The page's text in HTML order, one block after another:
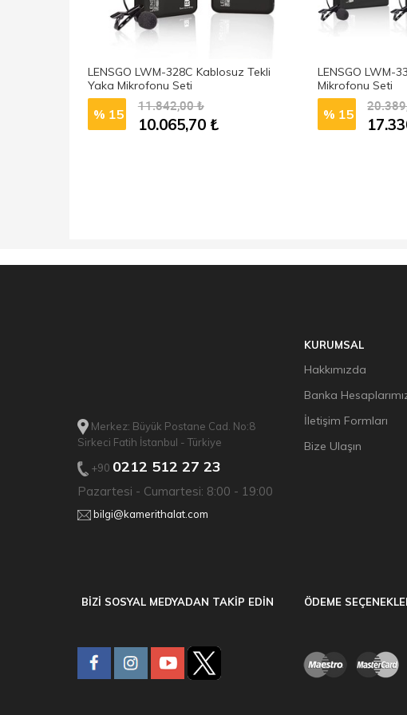
LENSGO LWM-328C Kablosuz Tekli
Yaka Mikrofonu Seti
% 15 11.842,00₺
10.065,70₺
LENSGO LWM-
Mikrofonu Seti
% 15
Merkez: Büyük Postane Cad. No:8
Sirkeci Fatih İstanbul - Türkiye
+90 0212 512 27 23
Pazartesi - Cumartesi: 8:00 - 19:00
bilgi@kamerithalat.com
KURUMSAL
Hakkımızda
Banka
İletişim Formları
Bize Ulaşın
BİZİ SOSYAL MEDYADAN TAKİP EDİN ÖDEME